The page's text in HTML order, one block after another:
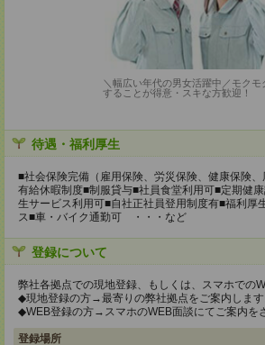
＼幅広い年代の男女活躍中／モクモ
することが得意・スキな方歓迎！
待遇・福利厚生
■社会保険完備（雇用保険、労災保険、健康保険
有給休暇制度■制服貸与■社員食堂利用可■定期健
生サービス利用可■自社正社員登用制度有■福利厚
ス■車・バイク通勤可 ・・・など
登録について
弊社各拠点での現地登録、もしくは、スマホでの
◆現地登録の方→最寄りの弊社拠点をご案内します
◆WEB登録の方→スマホのWEB面談にてご案内を
登録場所